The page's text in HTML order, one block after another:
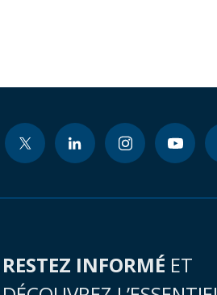
RESTEZ INFORMÉ ET